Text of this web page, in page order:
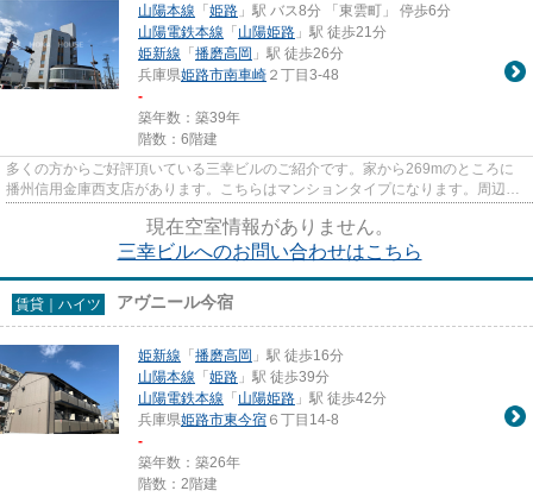
山陽本線 「姫路 」駅 バス8分 「東雲町」 停歩6分
山陽電鉄本線 「山陽姫路 」駅 徒歩21分
姫新線 「播磨高岡 」駅 徒歩26分
兵庫県姫路市南車崎 ２丁目3-48
-
築年数：築39年
階数：6階建
多くの方からご好評頂いている三幸ビルのご紹介です。家から269mのところに
播州信用金庫西支店があります。こちらはマンションタイプになります。周辺に
駅が二つあり、交通の利便性が...
現在空室情報がありません。
三幸ビルへのお問い合わせはこちら
賃貸｜ハイツ アヴニール今宿
姫新線 「播磨高岡 」駅 徒歩16分
山陽本線 「姫路 」駅 徒歩39分
山陽電鉄本線 「山陽姫路 」駅 徒歩42分
兵庫県姫路市東今宿 ６丁目14-8
-
築年数：築26年
階数：2階建